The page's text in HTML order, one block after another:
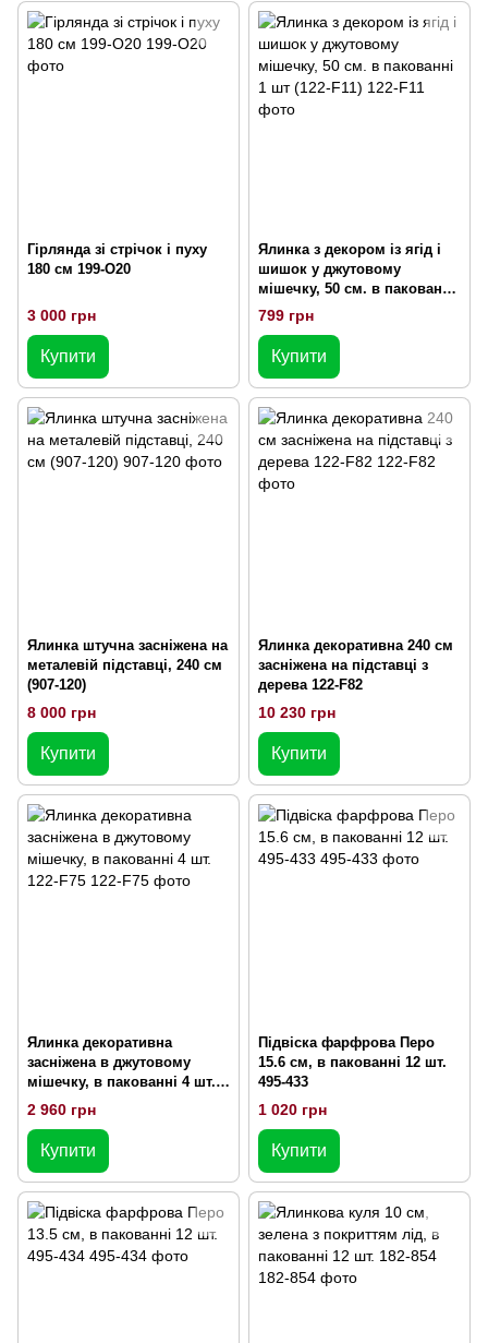
Гірлянда зі стрічок і пуху
180 см 199-O20
3 000 грн
Купити
Ялинка з декором із ягід і
шишок у джутовому
мішечку, 50 см. в пакованні
1 шт (122-F11)
799 грн
Купити
Ялинка штучна засніжена на
металевій підставці, 240 см
(907-120)
8 000 грн
Купити
Ялинка декоративна 240 см
засніжена на підставці з
дерева 122-F82
10 230 грн
Купити
Ялинка декоративна
засніжена в джутовому
мішечку, в пакованні 4 шт.
122-F75
2 960 грн
Купити
Підвіска фарфрова Перо
15.6 см, в пакованні 12 шт.
495-433
1 020 грн
Купити